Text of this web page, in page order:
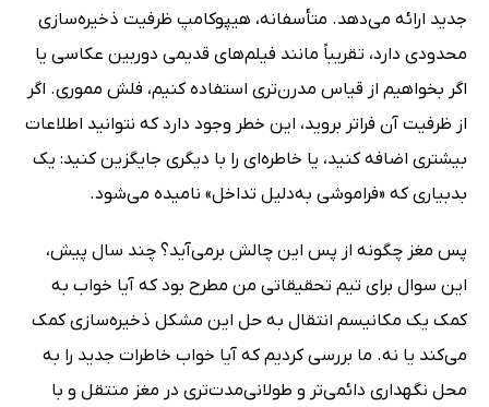
جدید ارائه می‌دهد. متأسفانه، هیپوکامپ ظرفیت ذخیره‌سازی
محدودی دارد، تقریباً مانند فیلم‌های قدیمی دوربین عکاسی یا
اگر بخواهیم از قیاس مدرن‌تری استفاده کنیم، فلش مموری. اگر
از ظرفیت آن فراتر بروید، این خطر وجود دارد که نتوانید اطلاعات
بیشتری اضافه کنید، یا خاطره‌ای را با دیگری جایگزین کنید: یک
بدبیاری که «فراموشی به‌دلیل تداخل» نامیده می‌شود.
پس مغز چگونه از پس این چالش برمی‌آید؟ چند سال پیش،
این سوال برای تیم تحقیقاتی من مطرح بود که آیا خواب به
کمک یک مکانیسم انتقال به حل این مشکل ذخیره‌سازی کمک
می‌کند یا نه. ما بررسی کردیم که آیا خواب خاطرات جدید را به
محل نگهداری دائمی‌تر و طولانی‌مدت‌تری در مغز منتقل و با